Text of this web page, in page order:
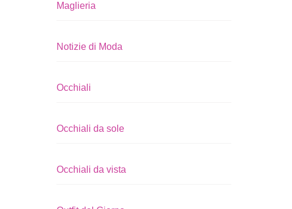
Maglieria
Notizie di Moda
Occhiali
Occhiali da sole
Occhiali da vista